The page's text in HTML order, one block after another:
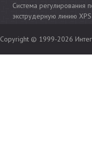
Cистема регулирования
экструдерную линию
Copyright © 1999-2026